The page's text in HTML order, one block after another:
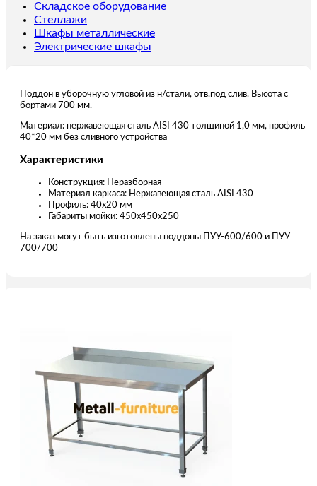
Складское оборудование
Стеллажи
Шкафы металлические
Электрические шкафы
Поддон в уборочную угловой из н/стали, отв.под слив. Высота с
бортами 700 мм.
Материал: нержавеющая сталь AISI 430 толщиной 1,0 мм, профиль
40*20 мм без сливного устройства
Характеристики
Конструкция: Неразборная
Материал каркаса: Нержавеющая сталь AISI 430
Профиль: 40х20 мм
Габариты мойки: 450x450x250
На заказ могут быть изготовлены поддоны ПУУ-600/600 и ПУУ
700/700